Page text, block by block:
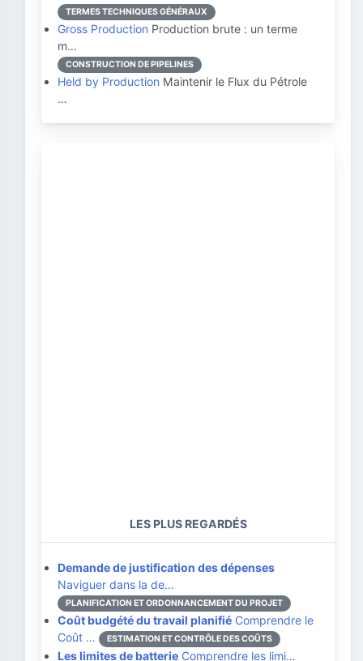
TERMES TECHNIQUES GÉNÉRAUX
Gross Production Production brute : un terme
m…
CONSTRUCTION DE PIPELINES
Held by Production Maintenir le Flux du Pétrole
…
LES PLUS REGARDÉS
Demande de justification des dépenses
Naviguer dans la de…
PLANIFICATION ET ORDONNANCEMENT DU PROJET
Coût budgété du travail planifié Comprendre le
Coût …
ESTIMATION ET CONTRÔLE DES COÛTS
Les limites de batterie Comprendre les limi…